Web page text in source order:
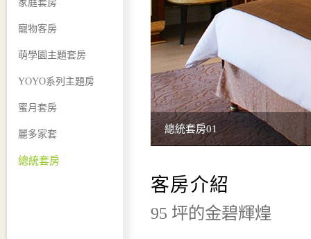
家庭套房
寵物客房
萌學園主題套房
YOYO系列主題房
蜜月套房
麗多家套
總統套房
總統套房01
客房介紹
95 坪的金碧輝煌